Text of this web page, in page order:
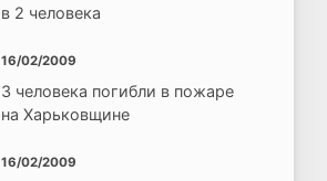
в 2 человека
16/02/2009
3 человека погибли в пожаре
на Харьковщине
16/02/2009